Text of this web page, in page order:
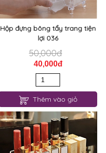
Hộp đựng bông tẩy trang tiện
lợi 036
50,000đ
40,000đ
Thêm vào giỏ